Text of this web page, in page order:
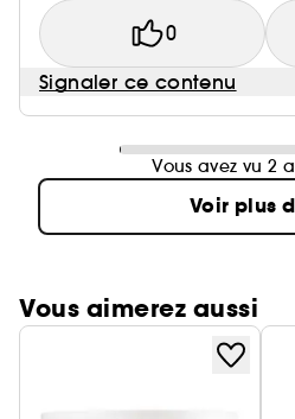
0
Signaler ce contenu
Vous avez vu 2
Voir plus
Vous aimerez aussi